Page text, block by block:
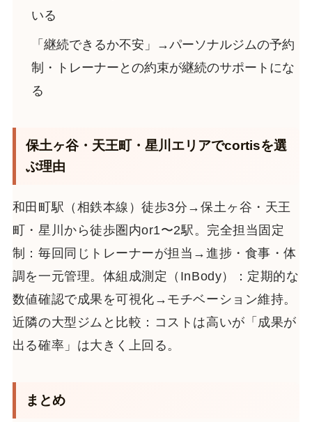
いる
「継続できるか不安」→パーソナルジムの予約
制・トレーナーとの約束が継続のサポートにな
る
保土ヶ谷・天王町・星川エリアでcortisを選
ぶ理由
和田町駅（相鉄本線）徒歩3分→保土ヶ谷・天王
町・星川から徒歩圏内or1〜2駅。完全担当固定
制：毎回同じトレーナーが担当→進捗・食事・体
調を一元管理。体組成測定（InBody）：定期的な
数値確認で成果を可視化→モチベーション維持。
近隣の大型ジムと比較：コストは高いが「成果が
出る確率」は大きく上回る。
まとめ